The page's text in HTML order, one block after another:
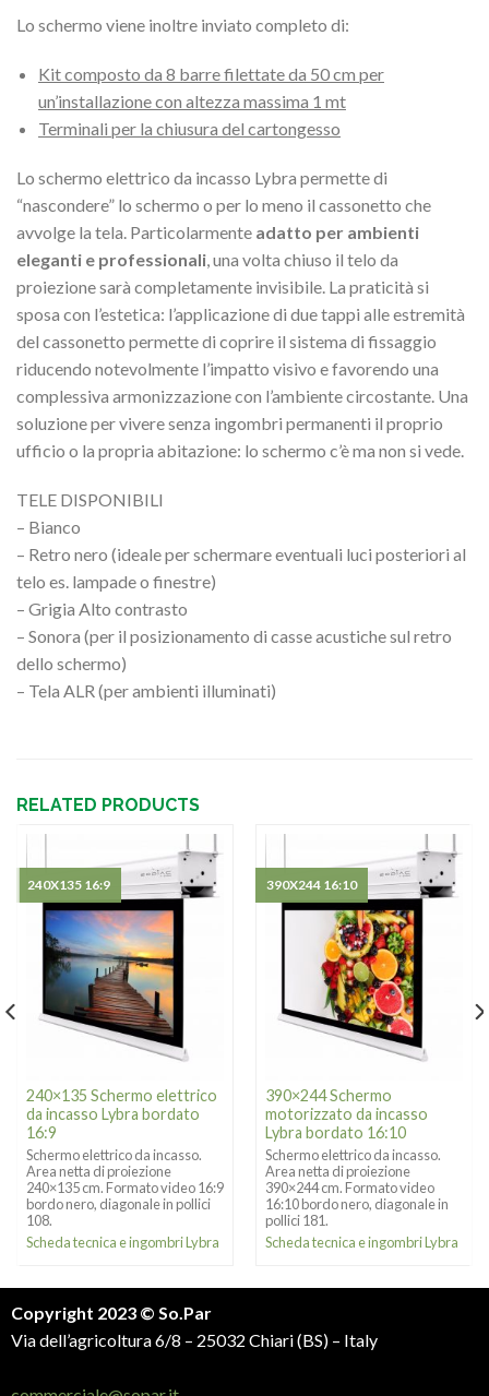
Lo schermo viene inoltre inviato completo di:
Kit composto da 8 barre filettate da 50 cm per
un’installazione con altezza massima 1 mt
Terminali per la chiusura del cartongesso
Lo schermo elettrico da incasso Lybra permette di
“nascondere” lo schermo o per lo meno il cassonetto che
avvolge la tela. Particolarmente adatto per ambienti
eleganti e professionali , una volta chiuso il telo da
proiezione sarà completamente invisibile. La praticità si
sposa con l’estetica: l’applicazione di due tappi alle estremità
del cassonetto permette di coprire il sistema di fissaggio
riducendo notevolmente l’impatto visivo e favorendo una
complessiva armonizzazione con l’ambiente circostante. Una
soluzione per vivere senza ingombri permanenti il proprio
ufficio o la propria abitazione: lo schermo c’è ma non si vede.
TELE DISPONIBILI
– Bianco
– Retro nero (ideale per schermare eventuali luci posteriori al
telo es. lampade o finestre)
– Grigia Alto contrasto
– Sonora (per il posizionamento di casse acustiche sul retro
dello schermo)
– Tela ALR (per ambienti illuminati)
RELATED PRODUCTS
240×135 Schermo elettrico
da incasso Lybra bordato
16:9
Schermo elettrico da incasso.
Area netta di proiezione
240×135 cm. Formato video 16:9
bordo nero, diagonale in pollici
108.
Scheda tecnica e ingombri Lybra
240X135 16:9
390×244 Schermo
motorizzato da incasso
Lybra bordato 16:10
Schermo elettrico da incasso.
Area netta di proiezione
390×244 cm. Formato video
16:10 bordo nero, diagonale in
pollici 181.
Scheda tecnica e ingombri Lybra
390X244 16:10
Copyright 2023 © So.Par
Via dell’agricoltura 6/8 – 25032 Chiari (BS) – Italy